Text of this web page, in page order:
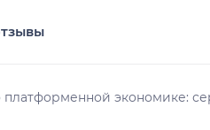
экономике: